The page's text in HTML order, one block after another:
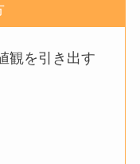
観を引き出す